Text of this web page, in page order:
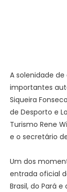
A solenidade
importantes
Siqueira
de Desporto e
Turismo Rene
e o secretário
Um dos
entrada oficial
Brasil, do Pará